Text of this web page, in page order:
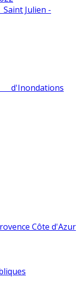
Julien -
d'Inondations
Côte d'Azur